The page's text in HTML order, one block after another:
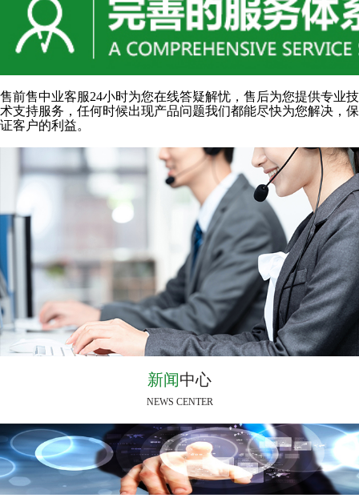
售前售中业客服24小时为您在线答疑解忧，售后为您提供专业技
术支持服务，任何时候出现产品问题我们都能尽快为您解决，保
证客户的利益。
新闻中心
NEWS CENTER